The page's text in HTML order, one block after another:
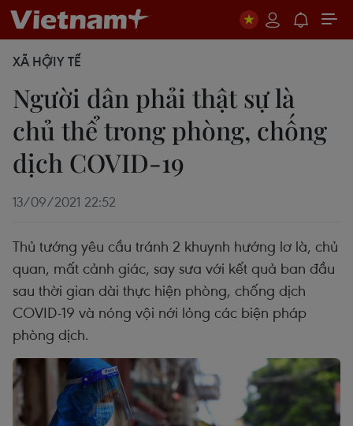
XÃ HỘIY TẾ
Người dân phải thật sự là
chủ thể trong phòng, chống
dịch COVID-19 ​
13/09/2021 22:52
Thủ tướng yêu cầu tránh 2 khuynh hướng lơ là, chủ
quan, mất cảnh giác, say sưa với kết quả ban đầu
sau thời gian dài thực hiện phòng, chống dịch
COVID-19 và nóng vội nới lỏng các biện pháp
phòng dịch.